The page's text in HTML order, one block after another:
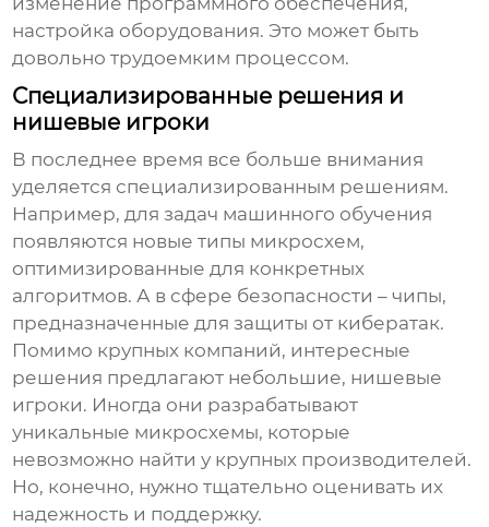
настройка оборудования. Это может быть
довольно трудоемким процессом.
Специализированные решения и
нишевые игроки
В последнее время все больше внимания
уделяется специализированным решениям.
Например, для задач машинного обучения
появляются новые типы микросхем,
оптимизированные для конкретных
алгоритмов. А в сфере безопасности – чипы,
предназначенные для защиты от кибератак.
Помимо крупных компаний, интересные
решения предлагают небольшие, нишевые
игроки. Иногда они разрабатывают
уникальные микросхемы, которые
невозможно найти у крупных производителей.
Но, конечно, нужно тщательно оценивать их
надежность и поддержку.